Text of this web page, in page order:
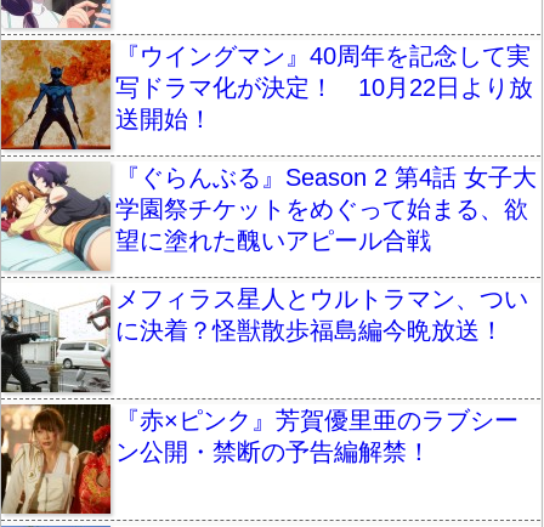
『ウイングマン』40周年を記念して実
写ドラマ化が決定！ 10月22日より放
送開始！
『ぐらんぶる』Season 2 第4話 女子大
学園祭チケットをめぐって始まる、欲
望に塗れた醜いアピール合戦
メフィラス星人とウルトラマン、つい
に決着？怪獣散歩福島編今晩放送！
『赤×ピンク』芳賀優里亜のラブシー
ン公開・禁断の予告編解禁！